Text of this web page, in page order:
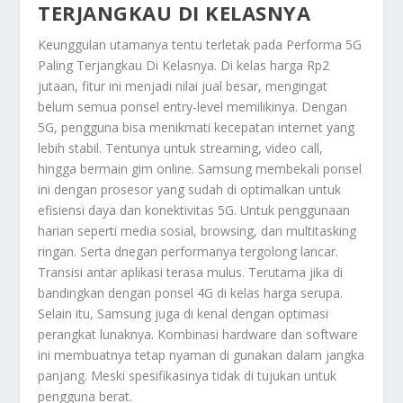
TERJANGKAU DI KELASNYA
Keunggulan utamanya tentu terletak pada Performa 5G
Paling Terjangkau Di Kelasnya. Di kelas harga Rp2
jutaan, fitur ini menjadi nilai jual besar, mengingat
belum semua ponsel entry-level memilikinya. Dengan
5G, pengguna bisa menikmati kecepatan internet yang
lebih stabil. Tentunya untuk streaming, video call,
hingga bermain gim online. Samsung membekali ponsel
ini dengan prosesor yang sudah di optimalkan untuk
efisiensi daya dan konektivitas 5G. Untuk penggunaan
harian seperti media sosial, browsing, dan multitasking
ringan. Serta dnegan performanya tergolong lancar.
Transisi antar aplikasi terasa mulus. Terutama jika di
bandingkan dengan ponsel 4G di kelas harga serupa.
Selain itu, Samsung juga di kenal dengan optimasi
perangkat lunaknya. Kombinasi hardware dan software
ini membuatnya tetap nyaman di gunakan dalam jangka
panjang. Meski spesifikasinya tidak di tujukan untuk
pengguna berat.